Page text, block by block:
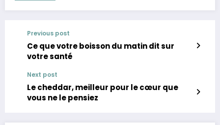
Previous post
Ce que votre boisson du matin dit sur
votre santé
Next post
Le cheddar, meilleur pour le cœur que
vous ne le pensiez